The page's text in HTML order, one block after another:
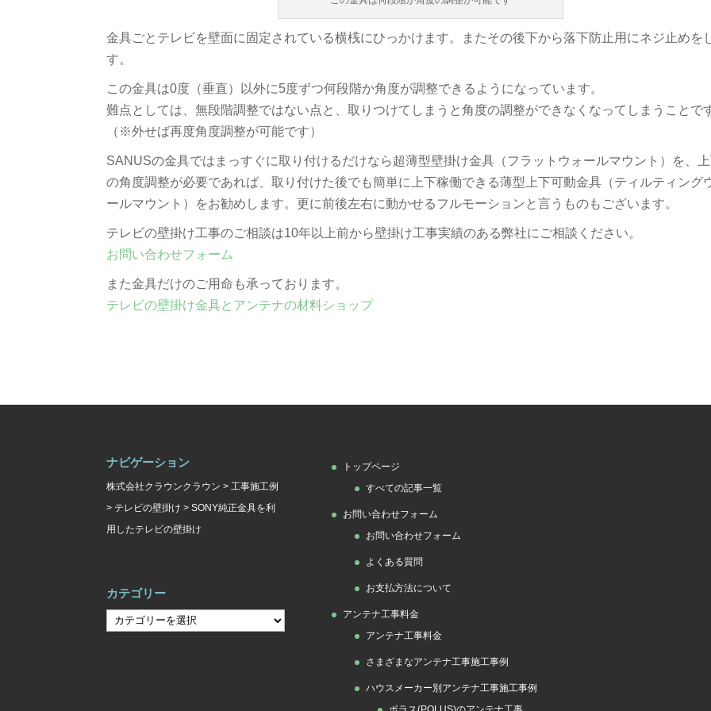
金具ごとテレビを壁面に固定されている横桟にひっかけます。またその後下から落下防止用にネジ止めを
す。
この金具は0度（垂直）以外に5度ずつ何段階か角度が調整できるようになっています。
難点としては、無段階調整ではない点と、取りつけてしまうと角度の調整ができなくなってしまうことで
（※外せば再度角度調整が可能です）
SANUSの金具ではまっすぐに取り付けるだけなら超薄型壁掛け金具（フラットウォールマウント）を、
の角度調整が必要であれば、取り付けた後でも簡単に上下稼働できる薄型上下可動金具（ティルティング
ールマウント）をお勧めします。更に前後左右に動かせるフルモーションと言うものもございます。
テレビの壁掛け工事のご相談は10年以上前から壁掛け工事実績のある弊社にご相談ください。
お問い合わせフォーム
また金具だけのご用命も承っております。
テレビの壁掛け金具とアンテナの材料ショップ
ナビゲーション
株式会社クラウンクラウン > 工事施工例
> テレビの壁掛け >SONY純正金具を利
用したテレビの壁掛け
カテゴリー
カ
トップページ
すべての記事一覧
お問い合わせフォーム
お問い合わせフォーム
よくある質問
お支払方法について
アンテナ工事料金
アンテナ工事料金
さまざまなアンテナ工事施工事例
ハウスメーカー別アンテナ工事施工事例